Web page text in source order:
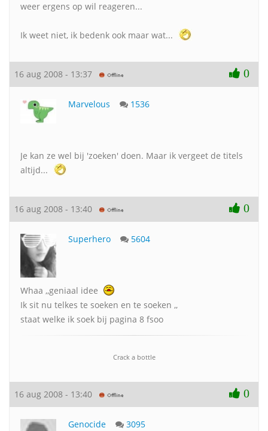
weer ergens op wil reageren...
Ik weet niet, ik bedenk ook maar wat...
16 aug 2008 - 13:37 0
Marvelous 1536
Je kan ze wel bij 'zoeken' doen. Maar ik vergeet de titels
altijd...
16 aug 2008 - 13:40 0
Superhero 5604
Whaa ,,geniaal idee
Ik sit nu telkes te soeken en te soeken ,,
staat welke ik soek bij pagina 8 fsoo
Crack a bottle
16 aug 2008 - 13:40 0
Genocide 3095